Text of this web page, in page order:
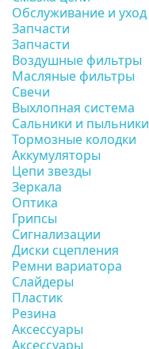
Обслуживание и уход
Запчасти
Запчасти
Воздушные фильтры
Масляные фильтры
Свечи
Выхлопная система
Сальники и пыльники
Тормозные колодки
Аккумуляторы
Цепи звезды
Зеркала
Оптика
Грипсы
Сигнализации
Диски сцепления
Ремни вариатора
Слайдеры
Пластик
Резина
Аксессуары
Аксессуары